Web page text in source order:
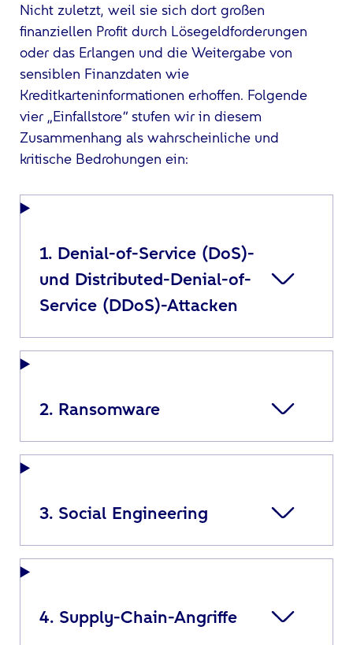
Nicht zuletzt, weil sie sich dort großen
finanziellen Profit durch Lösegeldforderungen
oder das Erlangen und die Weitergabe von
sensiblen Finanzdaten wie
Kreditkarteninformationen erhoffen. Folgende
vier „Einfallstore“ stufen wir in diesem
Zusammenhang als wahrscheinliche und
kritische Bedrohungen ein:
1. Denial-of-Service (DoS)-
und Distributed-Denial-of-
Service (DDoS)-Attacken
2. Ransomware
3. Social Engineering
4. Supply-Chain-Angriffe